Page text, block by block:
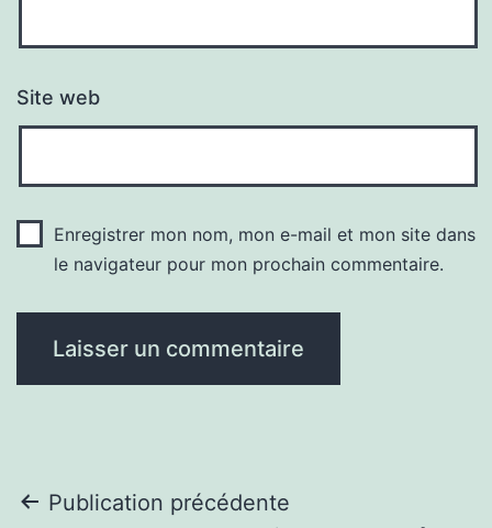
Site web
Enregistrer mon nom, mon e-mail et mon site dans
le navigateur pour mon prochain commentaire.
Navigation
Publication précédente